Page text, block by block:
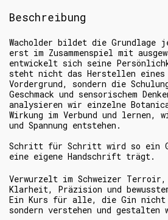
Beschreibung
Wacholder bildet die Grundlage
erst im Zusammenspiel mit
entwickelt sich seine
steht nicht das Herstellen eines
Vordergrund, sondern die
Geschmack und sensorischem
analysieren wir einzelne
Wirkung im Verbund und lernen,
und Spannung entstehen.
Schritt für Schritt wird so ein
eine eigene Handschrift trägt.
Verwurzelt im Schweizer Terroir,
Klarheit, Präzision und
Ein Kurs für alle, die Gin nicht
sondern verstehen und gestalten